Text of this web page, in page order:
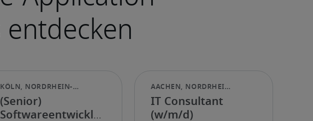
(Senior)
Softwareentwickler
IT Consultant
(w/m/d)